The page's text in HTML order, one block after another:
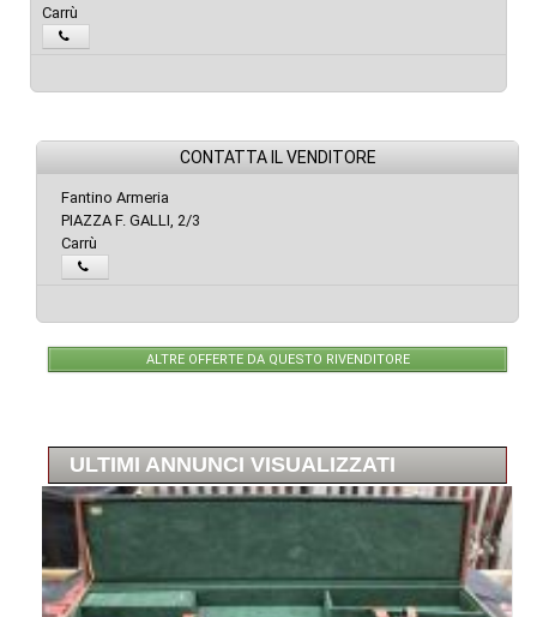
Carrù
CONTATTA IL VENDITORE
Fantino Armeria
PIAZZA F. GALLI, 2/3
Carrù
ALTRE OFFERTE DA QUESTO RIVENDITORE
ULTIMI ANNUNCI VISUALIZZATI